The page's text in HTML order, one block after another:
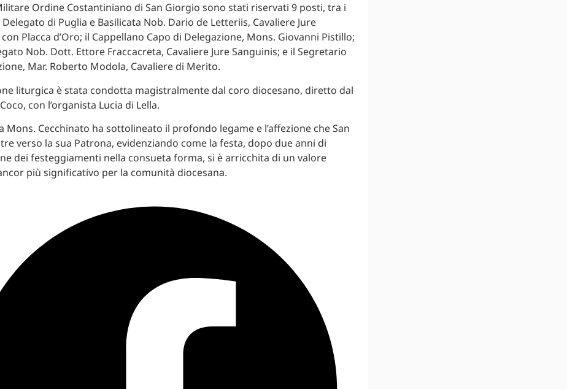
Ordine Costantiniano di San Giorgio sono stati riservati 9 posti, tra i
di Puglia e Basilicata Nob. Dario de Letteriis, Cavaliere Jure
Placca d’Oro; il Cappellano Capo di Delegazione, Mons. Giovanni Pistillo;
Nob. Dott. Ettore Fraccacreta, Cavaliere Jure Sanguinis; e il Segretario
Mar. Roberto Modola, Cavaliere di Merito.
liturgica è stata condotta magistralmente dal coro diocesano, diretto dal
con l’organista Lucia di Lella.
Mons. Cecchinato ha sottolineato il profondo legame e l’affezione che San
verso la sua Patrona, evidenziando come la festa, dopo due anni di
dei festeggiamenti nella consueta forma, si è arricchita di un valore
più significativo per la comunità diocesana.